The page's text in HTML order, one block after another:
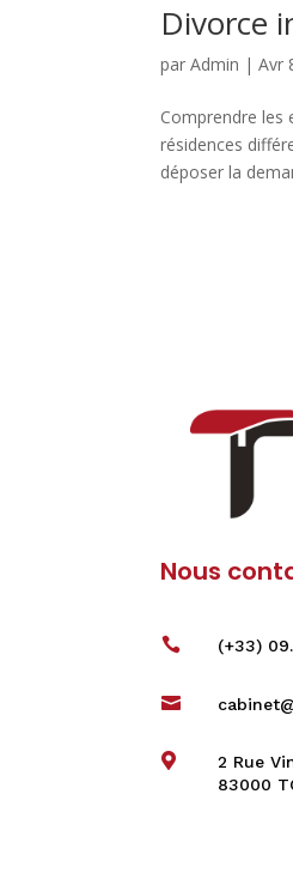
Divorce
parAdmin |Avr
Comprendre les
résidences
déposer la
Nous
 (+33)


2 Rue
83000